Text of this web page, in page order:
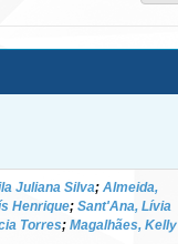
Juliana Silva; Almeida,
Henrique; Sant'Ana, Lívia
Torres; Magalhães, Kelly